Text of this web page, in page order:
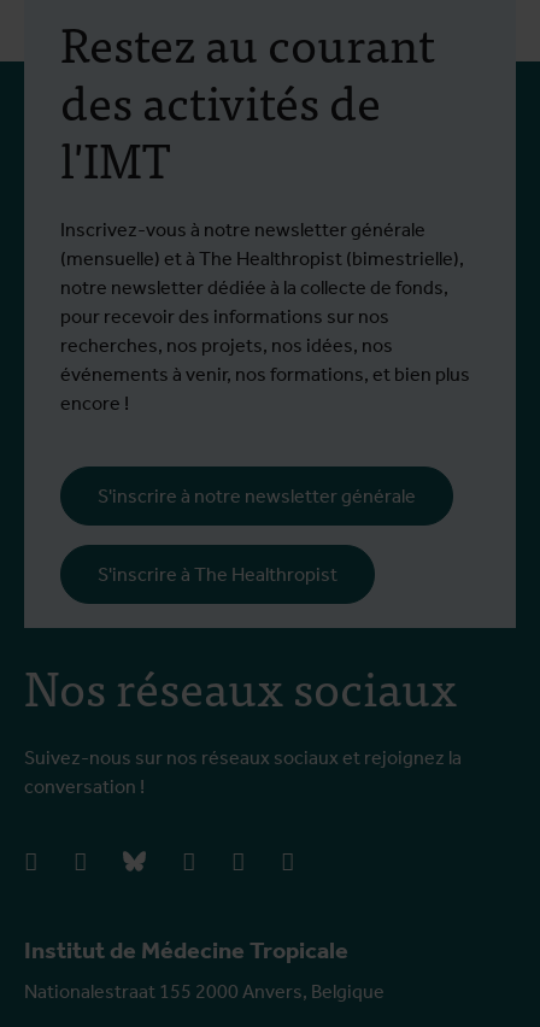
Une étude portant sur
deux traitements contre le
virus Bundibugyo démarre
à Bunia
Depuis le début de l'épidémie, plus de
de 430 sont décédées.
Institut de Médecine Tropicale
Nationalestraat 155 2000 Anvers, Belgique
Nos réseaux sociaux
Suivez-nous sur nos réseaux sociaux et rejoignez la
conversation !
facebookinstagrambluesky linkedIn youtube
Restez au courant
des activités de
l'IMT
Inscrivez-vous à notre newsletter générale
(mensuelle) et à The Healthropist (bimestrielle),
notre newsletter dédiée à la collecte de fonds,
pour recevoir des informations sur nos
recherches, nos projets, nos idées, nos
événements à venir, nos formations, et bien plus
encore !
S'inscrire à notre newsletter générale
S'inscrire à The Healthropist